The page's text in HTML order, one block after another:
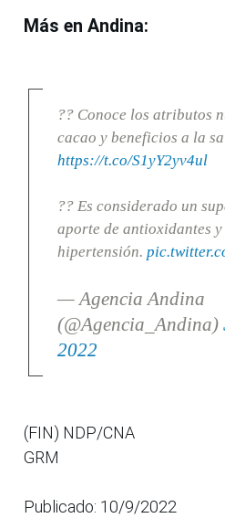
Más en Andina:
?? Conoce los atributos
cacao y beneficios a la
https://t.co/S1yY2yv4ul
?? Es considerado un
aporte de antioxidantes
hipertensión.
— Agencia Andina
(@Agencia_Andina)
2022
(FIN) NDP/CNA
GRM
Publicado: 10/9/2022